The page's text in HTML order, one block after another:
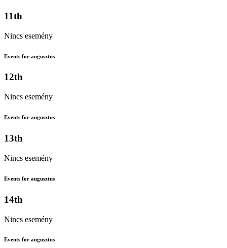
11th
Nincs esemény
Events for augusztus
12th
Nincs esemény
Events for augusztus
13th
Nincs esemény
Events for augusztus
14th
Nincs esemény
Events for augusztus